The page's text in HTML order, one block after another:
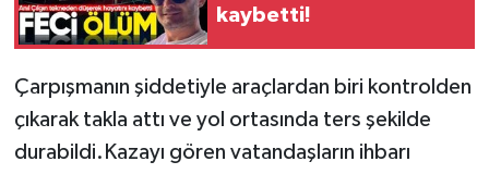
kaybetti!
Çarpışmanın şiddetiyle araçlardan biri kontrolden
çıkarak takla attı ve yol ortasında ters şekilde
durabildi.Kazayı gören vatandaşların ihbarı